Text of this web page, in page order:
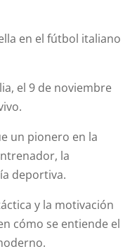
en el fútbol italiano
el 9 de noviembre
un pionero en la
la
deportiva.
y la motivación
cómo se entiende el